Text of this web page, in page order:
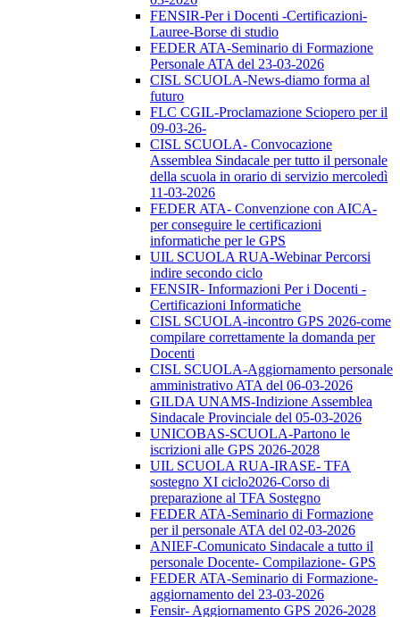
FENSIR-Per i Docenti -Certificazioni-
Lauree-Borse di studio
FEDER ATA-Seminario di Formazione
Personale ATA del 23-03-2026
CISL SCUOLA-News-diamo forma al
futuro
FLC CGIL-Proclamazione Sciopero per il
09-03-26-
CISL SCUOLA- Convocazione
Assemblea Sindacale per tutto il personale
della scuola in orario di servizio mercoledì
11-03-2026
FEDER ATA- Convenzione con AICA-
per conseguire le certificazioni
informatiche per le GPS
UIL SCUOLA RUA-Webinar Percorsi
indire secondo ciclo
FENSIR- Informazioni Per i Docenti -
Certificazioni Informatiche
CISL SCUOLA-incontro GPS 2026-come
compilare correttamente la domanda per
Docenti
CISL SCUOLA-Aggiornamento personale
amministrativo ATA del 06-03-2026
GILDA UNAMS-Indizione Assemblea
Sindacale Provinciale del 05-03-2026
UNICOBAS-SCUOLA-Partono le
iscrizioni alle GPS 2026-2028
UIL SCUOLA RUA-IRASE- TFA
sostegno XI ciclo2026-Corso di
preparazione al TFA Sostegno
FEDER ATA-Seminario di Formazione
per il personale ATA del 02-03-2026
ANIEF-Comunicato Sindacale a tutto il
personale Docente- Compilazione- GPS
FEDER ATA-Seminario di Formazione-
aggiornamento del 23-03-2026
Fensir- Aggiornamento GPS 2026-2028